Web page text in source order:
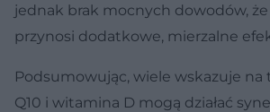
jednak brak mocnych dowodów, że
przynosi dodatkowe, mierzalne
Podsumowując, wiele wskazuje na
Q10 i witamina D mogą działać